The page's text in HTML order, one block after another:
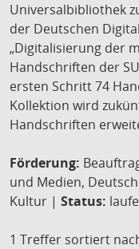
Universalbibliothek
der Deutschen
„Digitalisierung der
Handschriften der
ersten Schritt 74
Kollektion wird
Handschriften
Förderung:
und Medien,
Kultur | Status:
1 Treffer sortiert